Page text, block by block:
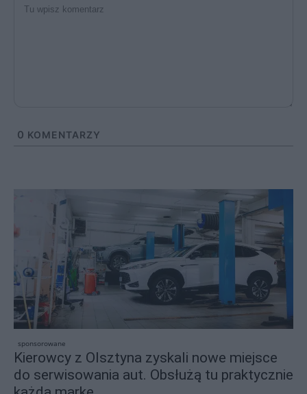
0 KOMENTARZY
sponsorowane
Kierowcy z Olsztyna zyskali nowe miejsce
do serwisowania aut. Obsłużą tu praktycznie